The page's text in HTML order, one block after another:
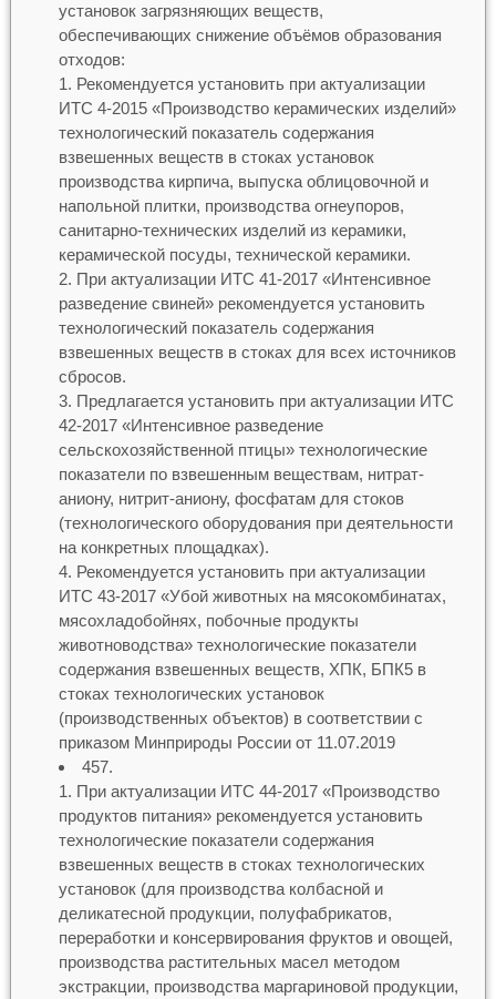
установок загрязняющих веществ,
обеспечивающих снижение объёмов образования
отходов:
Рекомендуется установить при актуализации
ИТС 4-2015 «Производство керамических изделий»
технологический показатель содержания
взвешенных веществ в стоках установок
производства кирпича, выпуска облицовочной и
напольной плитки, производства огнеупоров,
санитарно-технических изделий из керамики,
керамической посуды, технической керамики.
При актуализации ИТС 41-2017 «Интенсивное
разведение свиней» рекомендуется установить
технологический показатель содержания
взвешенных веществ в стоках для всех источников
сбросов.
Предлагается установить при актуализации ИТС
42-2017 «Интенсивное разведение
сельскохозяйственной птицы» технологические
показатели по взвешенным веществам, нитрат-
аниону, нитрит-аниону, фосфатам для стоков
(технологического оборудования при деятельности
на конкретных площадках).
Рекомендуется установить при актуализации
ИТС 43-2017 «Убой животных на мясокомбинатах,
мясохладобойнях, побочные продукты
животноводства» технологические показатели
содержания взвешенных веществ, ХПК, БПК5 в
стоках технологических установок
(производственных объектов) в соответствии с
приказом Минприроды России от 11.07.2019
457.
При актуализации ИТС 44-2017 «Производство
продуктов питания» рекомендуется установить
технологические показатели содержания
взвешенных веществ в стоках технологических
установок (для производства колбасной и
деликатесной продукции, полуфабрикатов,
переработки и консервирования фруктов и овощей,
производства растительных масел методом
экстракции, производства маргариновой продукции,